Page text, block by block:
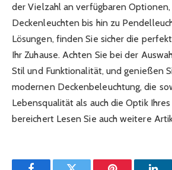
der Vielzahl an verfügbaren
Deckenleuchten bis hin zu
Lösungen, finden Sie sicher die
Ihr Zuhause. Achten Sie bei der
Stil und Funktionalität, und genießen
modernen Deckenbeleuchtung, die
Lebensqualität als auch die Optik
bereichert Lesen Sie auch weitere